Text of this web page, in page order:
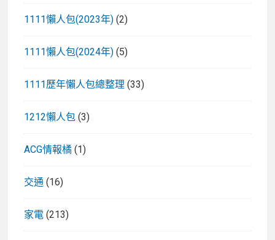
1111懶人包(2023年) (2)
1111懶人包(2024年) (5)
1111歷年懶人包總整理 (33)
1212懶人包 (3)
ACG情報橘 (1)
交通 (16)
家電 (213)